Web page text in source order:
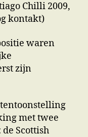
Chilli 2009,
kontakt)
waren
zijn
met twee
Scottish